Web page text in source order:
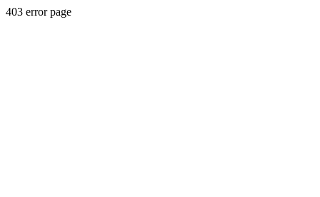
403 error page